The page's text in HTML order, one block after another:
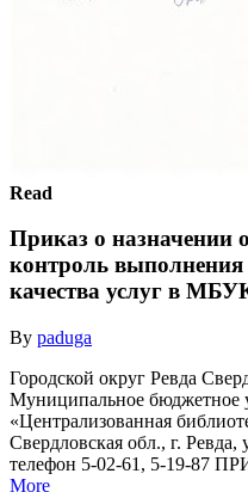
Read
Приказ о назначении
контроль
качества услуг в
By paduga
Городской округ Ревда
Муниципальное бюджетное
«Централизованная
Свердловская обл., г.
телефон 5-02-61, 5-19-87
More